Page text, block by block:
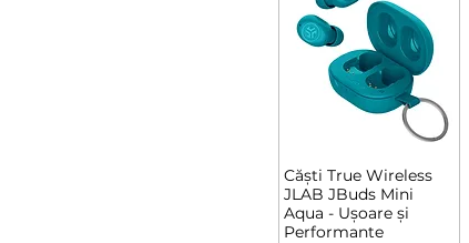
Afișare rapidă
Căști True Wireless
JLAB JBuds Mini
Aqua - Ușoare și
Performante